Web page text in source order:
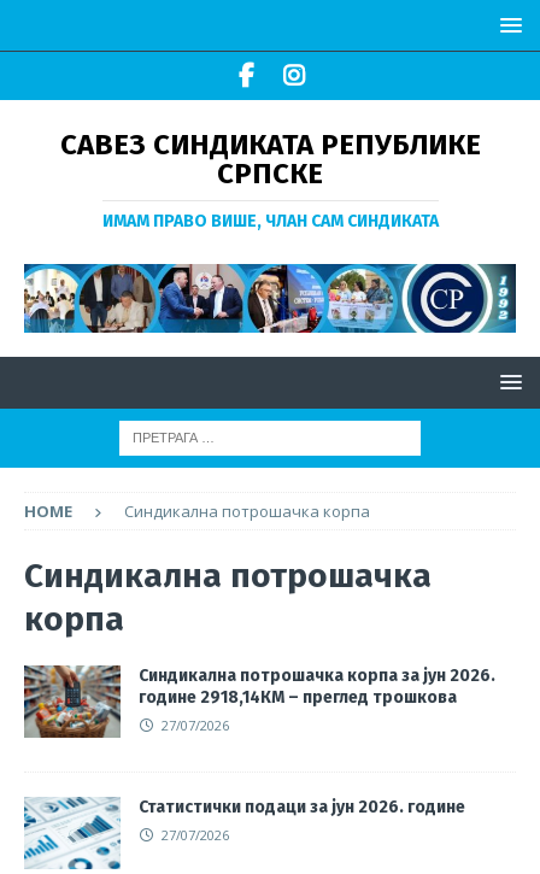
САВЕЗ СИНДИКАТА РЕПУБЛИКЕ
СРПСКЕ
ИМАМ ПРАВО ВИШЕ, ЧЛАН САМ СИНДИКАТА
HOME Синдикална потрошачка корпа
Синдикална потрошачка
корпа
Синдикална потрошачка корпа за јун 2026.
године 2918,14КМ – преглед трошкова
27/07/2026
Статистички подаци за јун 2026. године
27/07/2026